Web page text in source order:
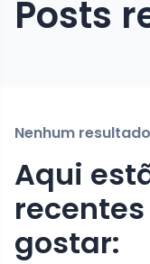
Posts
Nenhum
Aqui
gostar: